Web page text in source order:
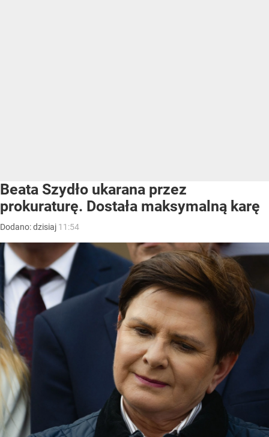
Beata Szydło ukarana przez
prokuraturę. Dostała maksymalną karę
Dodano:dzisiaj 11:54